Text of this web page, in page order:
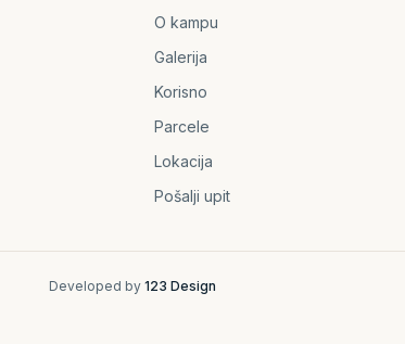
O kampu
Galerija
Korisno
Parcele
Lokacija
Pošalji upit
Developed by 123 Design